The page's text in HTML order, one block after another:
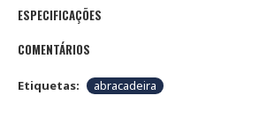
ESPECIFICAÇÕES
COMENTÁRIOS
Etiquetas: abracadeira